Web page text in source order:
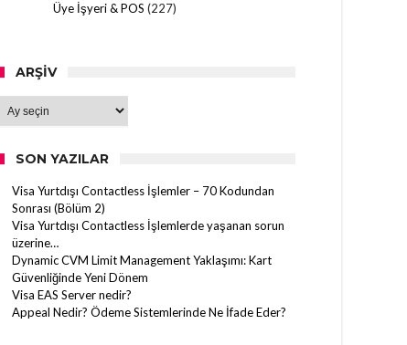
Üye İşyeri & POS (227)
ARŞIV
SON YAZILAR
Visa Yurtdışı Contactless İşlemler – 70 Kodundan
Sonrası (Bölüm 2)
Visa Yurtdışı Contactless İşlemlerde yaşanan sorun
üzerine…
Dynamic CVM Limit Management Yaklaşımı: Kart
Güvenliğinde Yeni Dönem
Visa EAS Server nedir?
Appeal Nedir? Ödeme Sistemlerinde Ne İfade Eder?